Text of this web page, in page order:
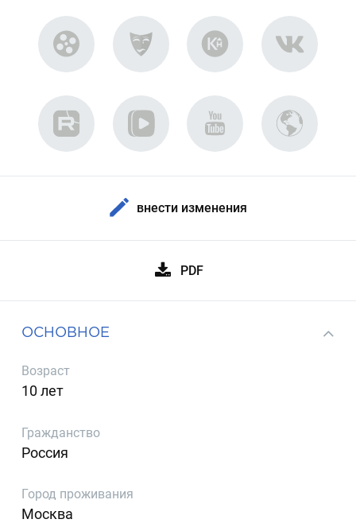
внести изменения
PDF
ОСНОВНОЕ
Возраст
10 лет
Гражданство
Россия
Город проживания
Москва